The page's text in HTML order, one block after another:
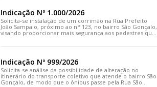
Indicação Nº 1.000/2026
Solicita-se instalação de um corrimão na Rua Prefeito
João Sampaio, próximo ao n° 123, no bairro São Gonçalo,
visando proporcionar mais segurança aos pedestres que
Indicação Nº 999/2026
Solicita-se análise da possibilidade de alteração no
itinerário do transporte coletivo que atende o bairro São
Gonçalo, de modo que o ônibus passe pela Rua São